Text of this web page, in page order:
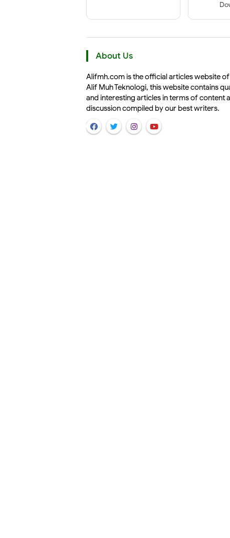
About Us
Alifmh.com is the official articles website of
Alif Muh Teknologi, this website contains
and interesting articles in terms of content
discussion compiled by our best writers.